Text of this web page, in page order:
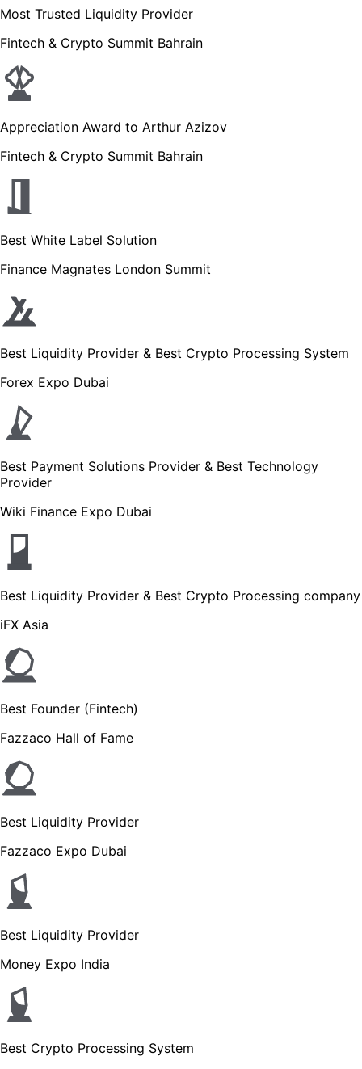
Most Trusted Liquidity Provider
Fintech & Crypto Summit Bahrain
Appreciation Award to Arthur Azizov
Fintech & Crypto Summit Bahrain
Best White Label Solution
Finance Magnates London Summit
Best Liquidity Provider & Best Crypto Processing System
Forex Expo Dubai
Best Payment Solutions Provider & Best Technology
Provider
Wiki Finance Expo Dubai
Best Liquidity Provider & Best Crypto Processing company
iFX Asia
Best Founder (Fintech)
Fazzaco Hall of Fame
Best Liquidity Provider
Fazzaco Expo Dubai
Best Liquidity Provider
Money Expo India
Best Crypto Processing System